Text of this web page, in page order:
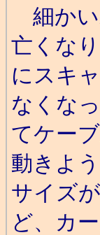
細かい
亡くな
にスキ
なくな
てケー
動きよ
サイズ
ど、カ